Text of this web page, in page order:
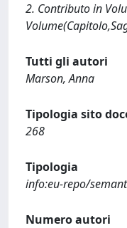
2. Contributo in
Tutti gli autori
Marson, Anna
Tipologia sito
268
Tipologia
info:eu-repo/
Numero autori